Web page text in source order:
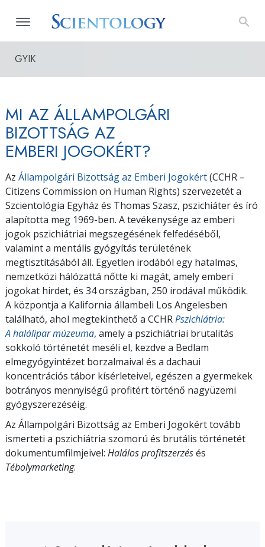
GYIK
MI AZ ÁLLAMPOLGÁRI
BIZOTTSÁG AZ
EMBERI JOGOKÉRT?
Az Állampolgári Bizottság az Emberi Jogokért(CCHR –
Citizens Commission on Human Rights) szervezetét a
Szcientológia Egyház és Thomas Szasz, pszichiáter és író
alapította meg 1969-ben. A tevékenysége az emberi
jogok pszichiátriai megszegésének felfedéséből,
valamint a mentális gyógyítás területének
megtisztításából áll. Egyetlen irodából egy hatalmas,
nemzetközi hálózattá nőtte ki magát, amely emberi
jogokat hirdet, és 34 országban, 250 irodával működik.
A központja a Kalifornia állambeli Los Angelesben
található, ahol megtekinthető a CCHRPszichiátria:
A halálipar múzeuma, amely a pszichiátriai brutalitás
sokkoló történetét meséli el, kezdve a Bedlam
elmegyógyintézet borzalmaival és a dachaui
koncentrációs tábor kísérleteivel, egészen a gyermekek
botrányos mennyiségű profitért történő nagyüzemi
gyógyszerezéséig.
Az Állampolgári Bizottság az Emberi Jogokért tovább
ismerteti a pszichiátria szomorú és brutális történetét
dokumentumfilmjeivel: Halálos profitszerzésés
Tébolymarketing.